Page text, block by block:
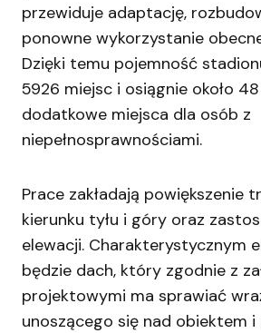
przewiduje adaptację,
ponowne wykorzystanie
Dzięki temu pojemność
5926 miejsc i osiągnie około
dodatkowe miejsca dla osób z
niepełnosprawnościami.
Prace zakładają powiększenie
kierunku tyłu i góry oraz
elewacji. Charakterystycznym
będzie dach, który zgodnie z
projektowymi ma sprawiać
unoszącego się nad obiektem